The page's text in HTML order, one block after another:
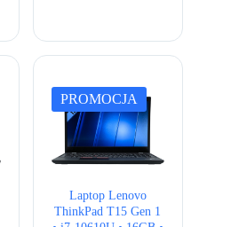
PROMOCJA
Laptop Lenovo
ThinkPad T15 Gen 1